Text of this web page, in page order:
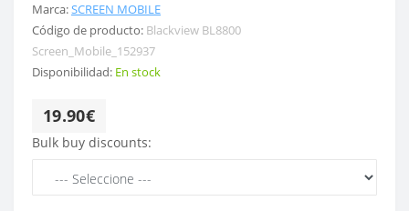
Marca:SCREEN MOBILE
Código de producto: Blackview BL8800
Screen_Mobile_152937
Disponibilidad: En stock
19.90€
Bulk buy discounts: